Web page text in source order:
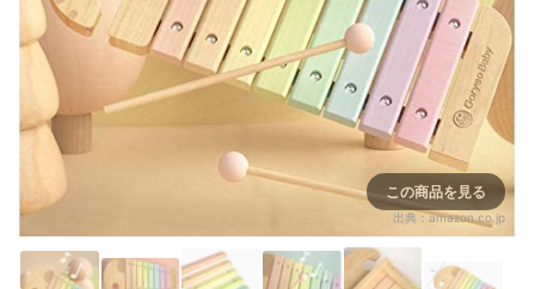
この商品を見る
出典：amazon.co.jp